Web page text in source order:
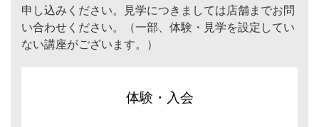
申し込みください。見学につきましては店舗までお問
い合わせください。（一部、体験・見学を設定してい
ない講座がございます。）
体験・入会